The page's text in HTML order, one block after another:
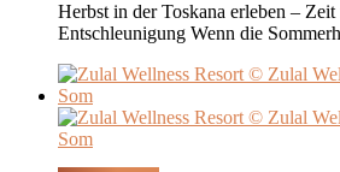
Herbst in der Toskana erleben –
Entschleunigung Wenn die